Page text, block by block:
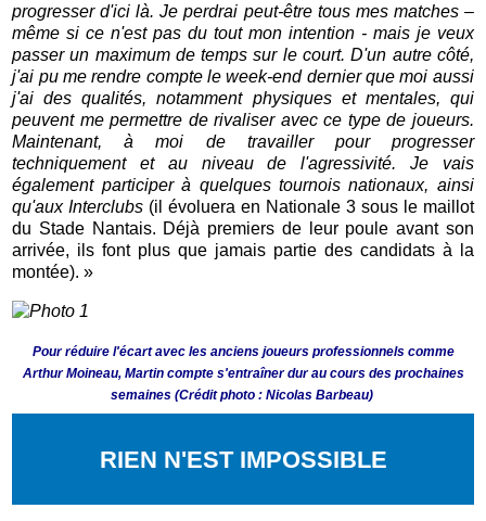
progresser d'ici là. Je perdrai peut-être tous mes matches –
même si ce n'est pas du tout mon intention - mais je veux
passer un maximum de temps sur le court. D'un autre côté,
j'ai pu me rendre compte le week-end dernier que moi aussi
j'ai des qualités, notamment physiques et mentales, qui
peuvent me permettre de rivaliser avec ce type de joueurs.
Maintenant, à moi de travailler pour progresser
techniquement et au niveau de l'agressivité. Je vais
également participer à quelques tournois nationaux, ainsi
qu'aux Interclubs (il évoluera en Nationale 3 sous le maillot
du Stade Nantais. Déjà premiers de leur poule avant son
arrivée, ils font plus que jamais partie des candidats à la
montée). »
Pour réduire l'écart avec les anciens joueurs professionnels comme
Arthur Moineau, Martin compte s'entraîner dur au cours des prochaines
semaines (Crédit photo : Nicolas Barbeau)
RIEN N'EST IMPOSSIBLE